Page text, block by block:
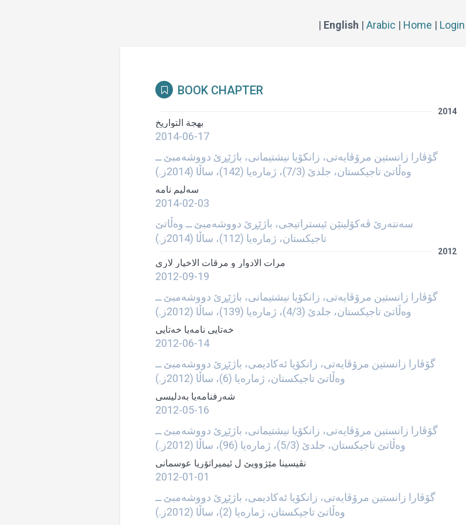
| English | Arabic | Home | Login
BOOK CHAPTER
2014
بهجة التواريخ
2014-06-17
گۆڤارا زانستین مرۆڤایه‌تی، زانكۆیا نیشتیمانی، باژێڕێ دووشه‌مبێ ــ
وه‌ڵاتێ تاجیكستان، جلدێ (7/3)، ژماره‌یا (142)، ساڵا (2014ز.)
2014-02-03
سه‌نته‌رێ ڤه‌كۆلینێن ئیستراتیجی، باژێڕێ دووشه‌مبێ ــ وه‌ڵاتێ
تاجیكستان، ژماره‌یا (112)، ساڵا (2014ز.)
2012
مرات الادوار و مرقات الاخيار لاري
2012-09-19
گۆڤارا زانستین مرۆڤایه‌تی، زانكۆیا نیشتیمانی، باژێڕێ دووشه‌مبێ ــ
وه‌ڵاتێ تاجیكستان، جلدێ (4/3)، ژماره‌یا (139)، ساڵا (2012ز.)
خه‌تایی نامه‌یا خه‌تایی
2012-06-14
گۆڤارا زانستین مرۆڤایه‌تی، زانكۆیا ئه‌كادیمی، باژێڕێ دووشه‌مبێ ــ
وه‌ڵاتێ تاجیكستان، ژماره‌یا (6)، ساڵا (2012ز.)
شه‌رفنامه‌یا به‌دلیسی
2012-05-16
گۆڤارا زانستین مرۆڤایه‌تی، زانكۆیا نیشتیمانی، باژێڕێ دووشه‌مبێ ــ
وه‌ڵاتێ تاجیكستان، جلدێ (5/3)، ژماره‌یا (96)، ساڵا (2012ز.)
نڤیسینا مێژوویێ ل ئیمپراتۆریا عوسمانی
2012-01-01
گۆڤارا زانستین مرۆڤایه‌تی، زانكۆیا ئه‌كادیمی، باژێڕێ دووشه‌مبێ ــ
وه‌ڵاتێ تاجیكستان، ژماره‌یا (2)، ساڵا (2012ز.)